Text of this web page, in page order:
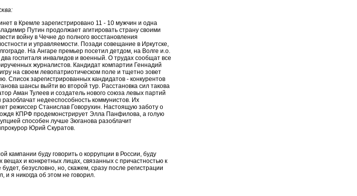
в Кремле зарегистрировано 11 - 10 мужчин и одна
Путин продолжает агитировать страну своими
войну в Чечне до полного восстановления
и управляемости. Позади совещание в Иркутске,
На Ангаре премьер посетил детдом, на Волге и.о.
госпиталя инвалидов и военный. О трудах сообщат все
журналистов. Кандидат компартии Геннадий
на своем левопатриотическом поле и тщетно зовет
Список зарегистрированных кандидатов - конкурентов
шансы выйти во второй тур. Расстановка сил такова
Аман Тулеев и создатель нового союза левых партий
недееспособность коммунистов. Их
режиссер Станислав Говорухин. Настоящую заботу о
КПРФ продемонстрирует Элла Панфилова, а голую
способен лучше Зюганова разоблачит
Юрий Скуратов.
кампании буду говорить о коррупции в России, буду
вещах и конкретных лицах, связанных с причастностью к
безусловно, но, скажем, сразу после регистрации
и я никогда об этом не говорил.